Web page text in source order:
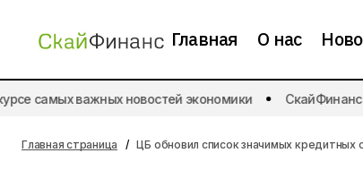
Главная О нас
Акции Аэрофлота могут продать с
самых важных новостей экономики СкайФинанс |
Главная страница ЦБ обновил список значимых кредитных